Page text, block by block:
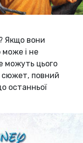
Якщо вони
може і не
можуть цього
сюжет, повний
останньої